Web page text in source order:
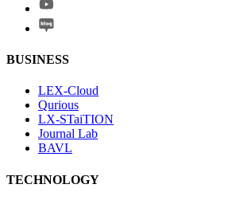
BUSINESS
LEX-Cloud
Qurious
LX-STaiTION
Journal Lab
BAVL
TECHNOLOGY